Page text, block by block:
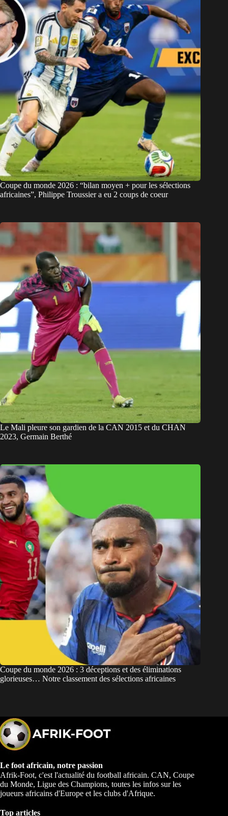
Coupe du monde 2026 : “bilan moyen + pour les sélections
africaines”, Philippe Troussier a eu 2 coups de coeur
Le Mali pleure son gardien de la CAN 2015 et du CHAN
2023, Germain Berthé
Coupe du monde 2026 : 3 déceptions et des éliminations
glorieuses… Notre classement des sélections africaines
Le foot africain, notre passion
Afrik-Foot, c'est l'actualité du football africain. CAN, Coupe
du Monde, Ligue des Champions, toutes les infos sur les
joueurs africains d'Europe et les clubs d'Afrique.
Top articles